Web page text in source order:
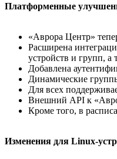
Платформенные
«Аврора Центр»
Расширена
устройств и групп, а
Добавлена
Динамические
Для всех
Внешний API к
Кроме того, в
Изменения для Linux-